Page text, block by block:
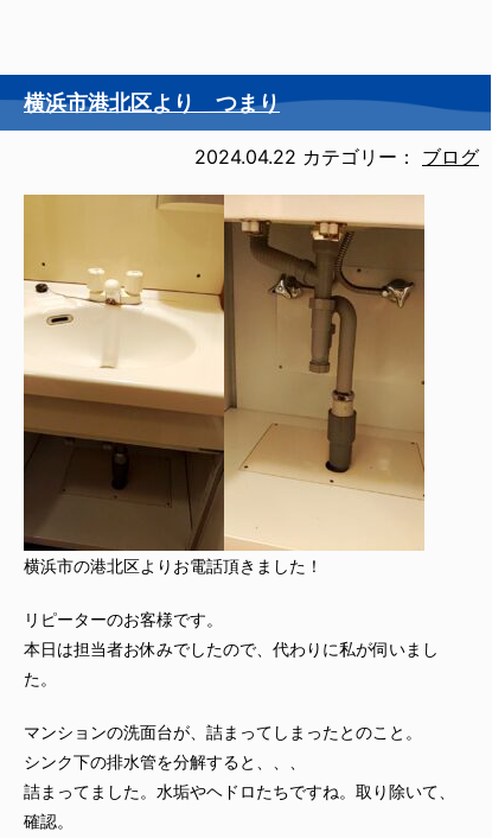
横浜市港北区より つまり
2024.04.22 カテゴリー： ブログ
横浜市の港北区よりお電話頂きました！
リピーターのお客様です。
本日は担当者お休みでしたので、代わりに私が伺いまし
た。
マンションの洗面台が、詰まってしまったとのこと。
シンク下の排水管を分解すると、、、
詰まってました。水垢やヘドロたちですね。取り除いて、
確認。